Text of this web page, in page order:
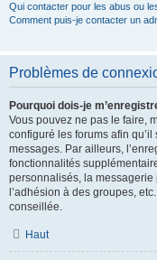
Qui contacter pour les abus ou
Comment puis-je contacter un
Problèmes de
Pourquoi dois-je
Vous pouvez ne pas le faire,
configuré les forums afin
messages. Par ailleurs,
fonctionnalités
personnalisés, la messagerie
l’adhésion à des groupes,
conseillée.
Haut